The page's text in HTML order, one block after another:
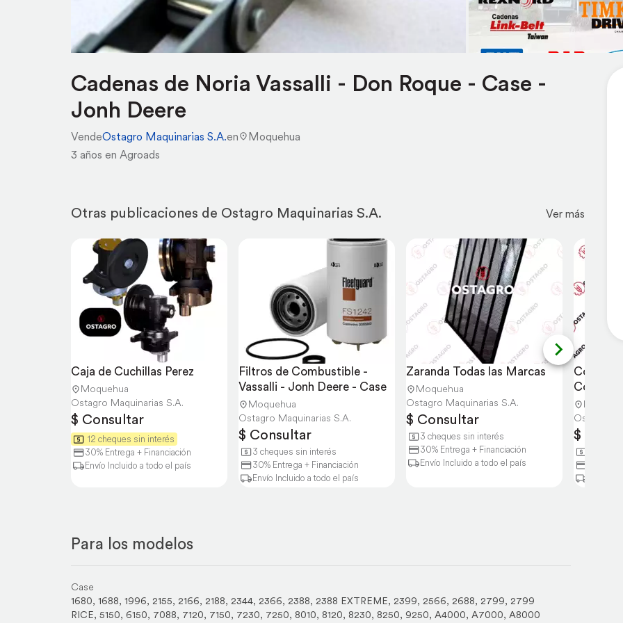
Cadenas de Noria Vassalli - Don Roque - Case -
Jonh Deere
VendeOstagro Maquinarias S.A.en
Moquehua
3 años en Agroads
Otras publicaciones de Ostagro Maquinarias S.A. Ver más
Caja de Cuchillas Perez
Moquehua
Ostagro Maquinarias S.A.
$ Consultar
12 cheques sin interés
30% Entrega + Financiación
Envío Incluido a todo el país
Filtros de Combustible -
Vassalli - Jonh Deere - Case
Moquehua
Ostagro Maquinarias S.A.
$ Consultar
3 cheques sin interés
30% Entrega + Financiación
Envío Incluido a todo el país
Zaranda Todas las Marcas
Moquehua
Ostagro Maquinarias S.A.
$ Consultar
3 cheques sin interés
30% Entrega + Financiación
Envío Incluido a todo el país
- Jonh
Ostagro
$
Para los modelos
Case
1680, 1688, 1996, 2155, 2166, 2188, 2344, 2366, 2388, 2388 EXTREME, 2399, 2566, 2688, 2799, 2799
RICE, 5150, 6150, 7088, 7120, 7150, 7230, 7250, 8010, 8120, 8230, 8250, 9250, A4000, A7000, A8000